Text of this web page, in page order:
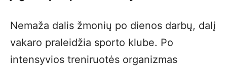
Nemaža dalis žmonių po dienos darbų, dalį
vakaro praleidžia sporto klube. Po
intensyvios treniruotės organizmas